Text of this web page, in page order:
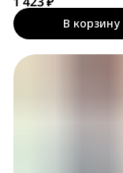
В корзину